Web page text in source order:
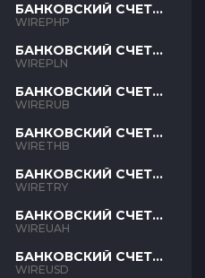
БАНКОВСКИЙ СЧЕТ
PHP
WIREPHP
БАНКОВСКИЙ СЧЕТ
PLN
WIREPLN
БАНКОВСКИЙ СЧЕТ
RUB
WIRERUB
БАНКОВСКИЙ СЧЕТ
THB
WIRETHB
БАНКОВСКИЙ СЧЕТ
TRY
WIRETRY
БАНКОВСКИЙ СЧЕТ
UAH
WIREUAH
БАНКОВСКИЙ СЧЕТ
USD
WIREUSD